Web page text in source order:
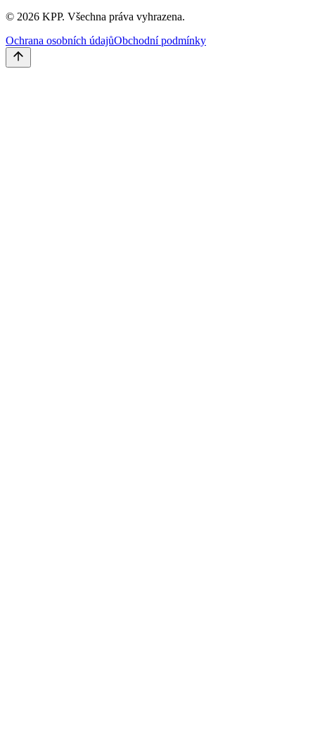
© 2026 KPP. Všechna práva vyhrazena.
Ochrana osobních údajůObchodní podmínky